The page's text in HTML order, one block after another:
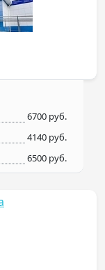
6700 руб.
4140 руб.
6500 руб.